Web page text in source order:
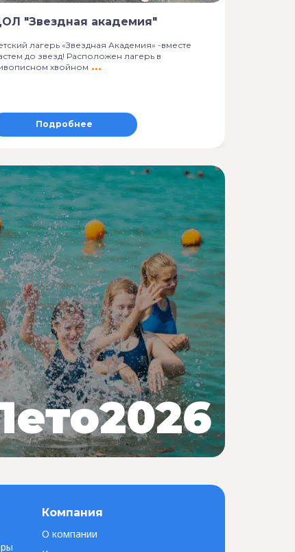
"Звездная академия"
лагерь «Звездная Академия» -вместе
до звезд! Расположен лагерь в
хвойном
Подробнее
Компания
О компании